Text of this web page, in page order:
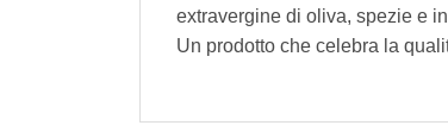
extravergine di oliva, spezie e
Un prodotto che celebra la